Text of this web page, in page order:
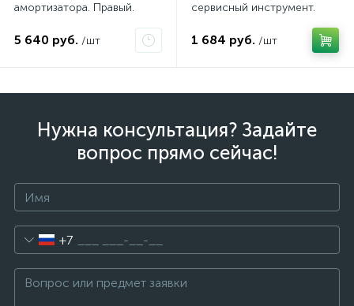
амортизатора. Правый.
5 640 руб. /шт
сервисный инструмент.
1 684 руб. /шт
Нужна консультация? Задайте
вопрос прямо сейчас!
+7